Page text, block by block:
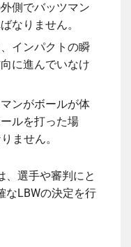
側でバッツマン
なりません。
インパクトの瞬
に進んでいなけ
ンがボールが体
ルを打った場
ません。
、選手や審判にと
なLBWの決定を行